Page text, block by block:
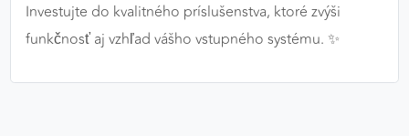
Investujte do kvalitného príslušenstva, ktoré zvýši
funkčnosť aj vzhľad vášho vstupného systému. ✨